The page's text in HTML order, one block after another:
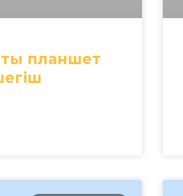
планшет